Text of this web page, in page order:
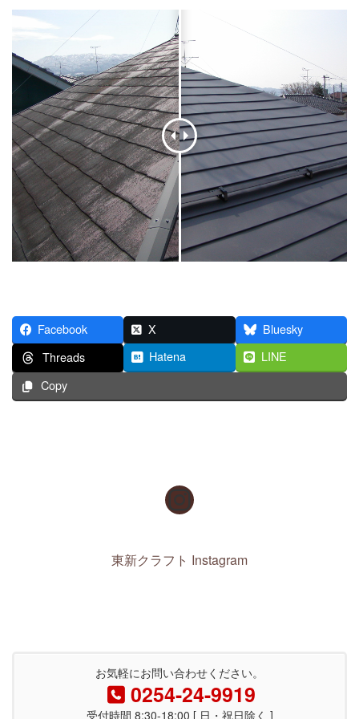
Facebook X
Bluesky
Threads
Hatena
LINE
Copy
東新クラフト Instagram
お気軽にお問い合わせください。
0254-24-9919
受付時間 8:30-18:00 [ 日・祝日除く ]